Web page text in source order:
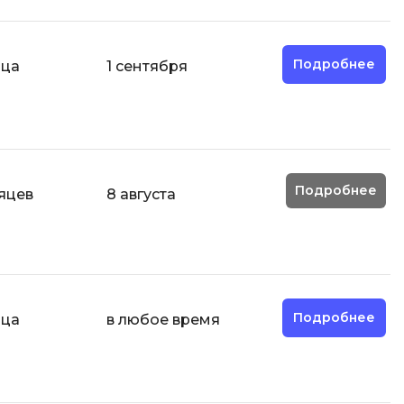
1 сентября Подробнее
8 августа Подробнее
в любое время Подробнее
Фреймворк Spring
Хранилища данных
Язык SQL